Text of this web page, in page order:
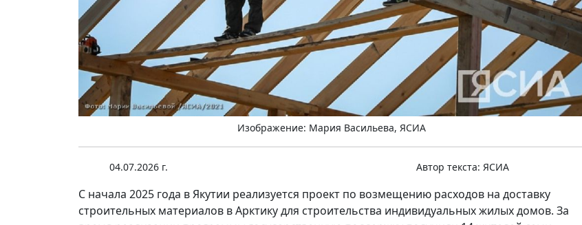
Изображение: Мария Васильева, ЯСИА
04.07.2026 г. Автор текста: ЯСИА
С начала 2025 года в Якутии реализуется проект по возмещению расходов на доставку
строительных материалов в Арктику для строительства индивидуальных жилых домов. За